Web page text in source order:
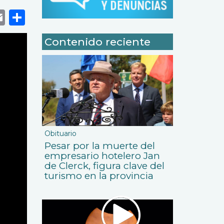
Email
Share
Contenido reciente
Obituario
Pesar por la muerte del
empresario hotelero Jan
de Clerck, figura clave del
turismo en la provincia